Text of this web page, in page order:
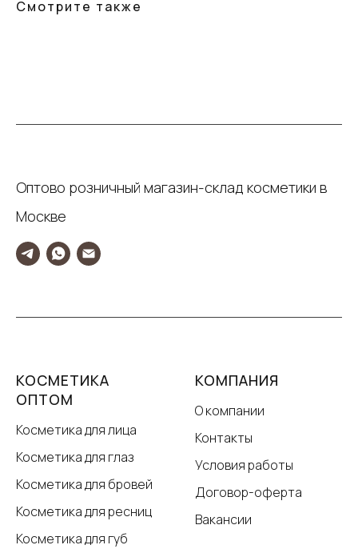
Смотрите также
Оптово розничный магазин-склад косметики в
Москве
КОСМЕТИКА
ОПТОМ
Косметика для лица
Косметика для глаз
Косметика для бровей
Косметика для ресниц
Косметика для губ
КОМПАНИЯ
О компании
Контакты
Условия работы
Договор-оферта
Вакансии